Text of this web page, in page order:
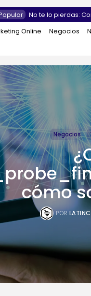
No te lo pierdas:
Online
Negocios
Negocios
cómo
POR